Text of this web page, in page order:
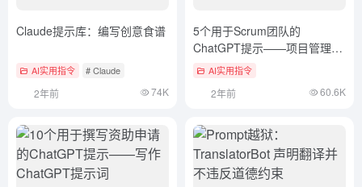
Claude提示库：编写创意食谱
AI实用指令 # Claude
2年前 74K
5个用于Scrum团队的
ChatGPT提示——项目管理
ChatGPT提示词
AI实用指令
2年前 60.6K